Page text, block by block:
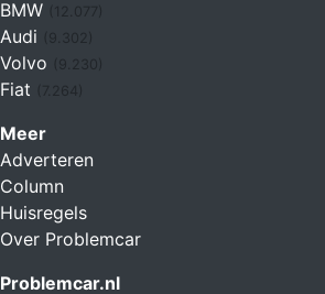
BMW
Audi
Volvo
Fiat (7.264)
Meer
Adverteren
Column
Huisregels
Over Problemcar
Problemcar.nl